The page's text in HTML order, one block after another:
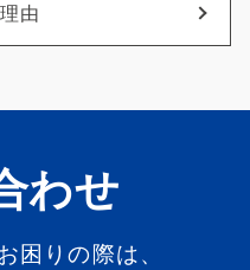
由
わせ
困りの際は、